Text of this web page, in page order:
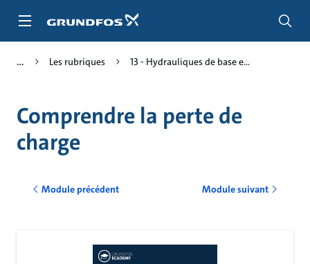
Les rubriques 13 - Hydrauliques de base e...
Comprendre la perte de
charge
Module précédent Module suivant